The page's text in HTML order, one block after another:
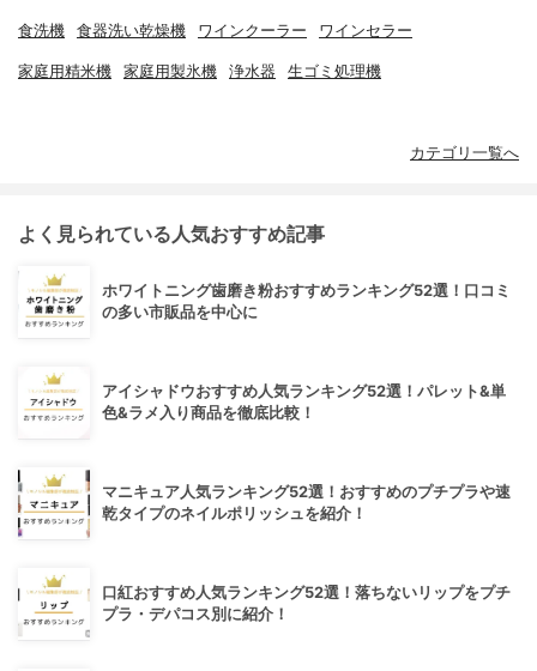
食洗機 食器洗い乾燥機 ワインクーラー ワインセラー
家庭用精米機 家庭用製氷機 浄水器 生ゴミ処理機
カテゴリ一覧へ
よく見られている人気おすすめ記事
ホワイトニング歯磨き粉おすすめランキング52選！口コミ
の多い市販品を中心に
アイシャドウおすすめ人気ランキング52選！パレット&単
色&ラメ入り商品を徹底比較！
マニキュア人気ランキング52選！おすすめのプチプラや速
乾タイプのネイルポリッシュを紹介！
口紅おすすめ人気ランキング52選！落ちないリップをプチ
プラ・デパコス別に紹介！